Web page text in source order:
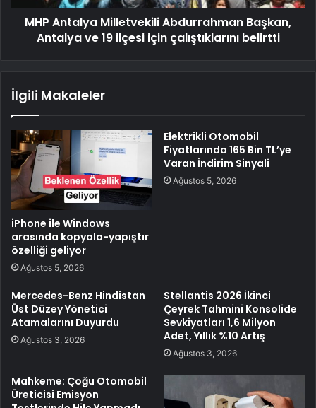
MHP Antalya Milletvekili Abdurrahman Başkan,
Antalya ve 19 ilçesi için çalıştıklarını belirtti
İlgili Makaleler
iPhone ile Windows
arasında kopyala-yapıştır
özelliği geliyor
Ağustos 5, 2026
Elektrikli Otomobil
Fiyatlarında 165 Bin TL’ye
Varan İndirim Sinyali
Ağustos 5, 2026
Mercedes-Benz Hindistan
Üst Düzey Yönetici
Atamalarını Duyurdu
Ağustos 3, 2026
Stellantis 2026 İkinci
Çeyrek Tahmini Konsolide
Sevkiyatları 1,6 Milyon
Adet, Yıllık %10 Artış
Ağustos 3, 2026
Mahkeme: Çoğu Otomobil
Üreticisi Emisyon